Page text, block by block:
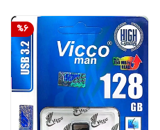
%6